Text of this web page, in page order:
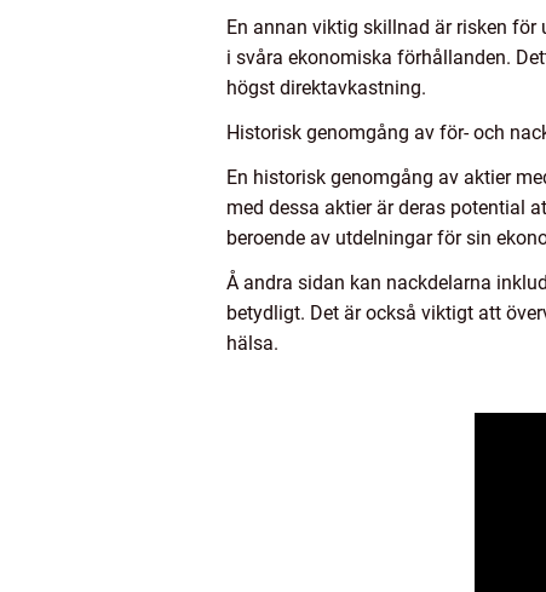
En annan viktig skillnad är risken
i svåra ekonomiska förhållanden.
högst direktavkastning.
Historisk genomgång av för- och
En historisk genomgång av aktier
med dessa aktier är deras potential
beroende av utdelningar för sin
Å andra sidan kan nackdelarna
betydligt. Det är också viktigt att
hälsa.